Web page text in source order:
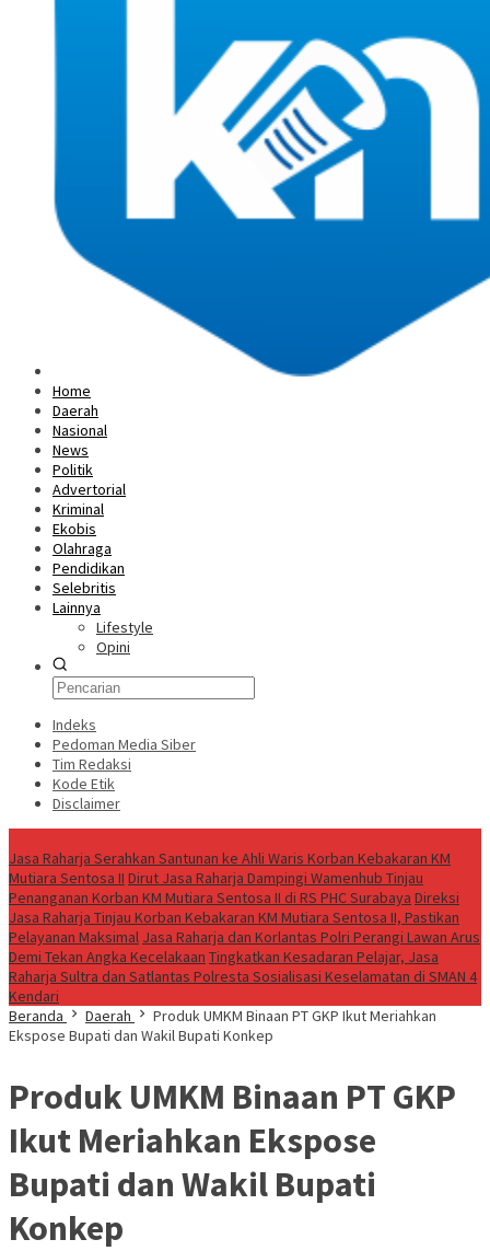
Home
Daerah
Nasional
News
Politik
Advertorial
Kriminal
Ekobis
Olahraga
Pendidikan
Selebritis
Lainnya
Lifestyle
Opini
Indeks
Pedoman Media Siber
Tim Redaksi
Kode Etik
Disclaimer
Jasa Raharja Serahkan Santunan ke Ahli Waris Korban Kebakaran KM
Mutiara Sentosa II Dirut Jasa Raharja Dampingi Wamenhub Tinjau
Penanganan Korban KM Mutiara Sentosa II di RS PHC Surabaya Direksi
Jasa Raharja Tinjau Korban Kebakaran KM Mutiara Sentosa II, Pastikan
Pelayanan Maksimal Jasa Raharja dan Korlantas Polri Perangi Lawan Arus
Demi Tekan Angka Kecelakaan Tingkatkan Kesadaran Pelajar, Jasa
Raharja Sultra dan Satlantas Polresta Sosialisasi Keselamatan di SMAN 4
Kendari
Beranda
Daerah
Produk UMKM Binaan PT GKP Ikut Meriahkan
Ekspose Bupati dan Wakil Bupati Konkep
Produk UMKM Binaan PT GKP
Ikut Meriahkan Ekspose
Bupati dan Wakil Bupati
Konkep